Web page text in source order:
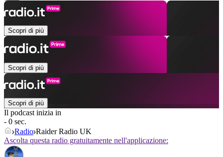
Scopri di più
Scopri di più
Scopri di più
Il podcast inizia in
- 0 sec.
Radio Raider Radio UK
Ascolta questa radio gratuitamente nell'applicazione: